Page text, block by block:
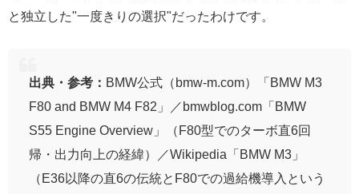
と独立した"一度きりの選択"だったわけです。
出典・参考： BMW公式（bmw-m.com）「BMW M3
F80 and BMW M4 F82」／bmwblog.com「BMW
S55 Engine Overview」（F80型でのターボ直6回
帰・出力向上の経緯）／Wikipedia「BMW M3」
（E36以降の直6の伝統とF80での過給機導入という